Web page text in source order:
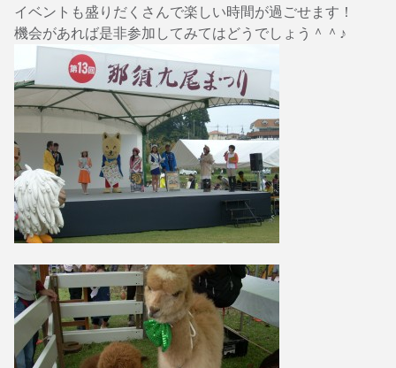
イベントも盛りだくさんで楽しい時間が過ごせます！
機会があれば是非参加してみてはどうでしょう＾＾♪